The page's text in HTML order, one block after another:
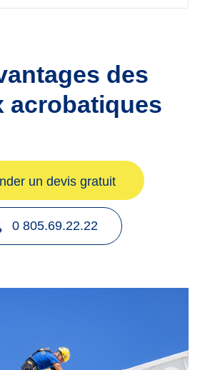
des
acrobatiques
un devis gratuit
0 805.69.22.22